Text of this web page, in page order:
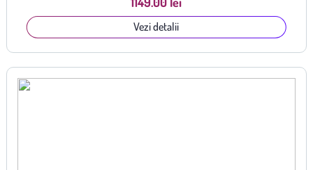
Vezi detalii